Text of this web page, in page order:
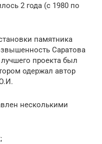
2 года (с 1980 по
памятника
Саратова
проекта был
одержал автор
несколькими